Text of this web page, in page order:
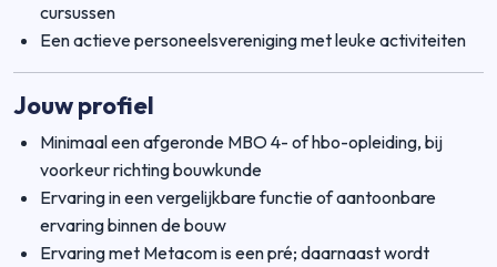
cursussen
Een actieve personeelsvereniging met leuke activiteiten
Jouw profiel
Minimaal een afgeronde MBO 4- of hbo-opleiding, bij
voorkeur richting bouwkunde
Ervaring in een vergelijkbare functie of aantoonbare
ervaring binnen de bouw
Ervaring met Metacom is een pré; daarnaast wordt